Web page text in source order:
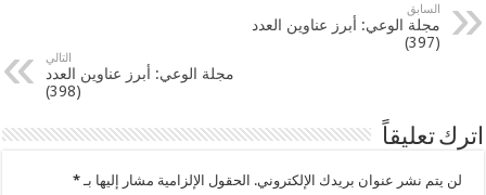
السابق
مجلة الوعي: أبرز عناوين العدد
(397)
التالي
مجلة الوعي: أبرز عناوين العدد
(398)
اترك تعليقاً
لن يتم نشر عنوان بريدك الإلكتروني. الحقول الإلزامية مشار إليها بـ*